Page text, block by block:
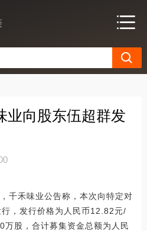
业向股东伍超群发
千禾味业公告称，本次向特定对
，发行价格为人民币12.82元/
万股，合计募集资金总额为人民